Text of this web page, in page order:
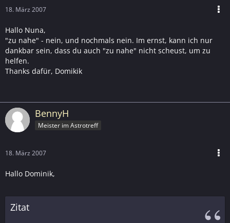
18. März 2007
Hallo Nuna,
"zu nahe" - nein, und nochmals nein. Im ernst, kann ich nur
dankbar sein, dass du auch "zu nahe" nicht scheust, um zu
helfen.
Thanks dafür, Domikik
BennyH
Meister im Astrotreff
18. März 2007
Hallo Dominik,
Zitat